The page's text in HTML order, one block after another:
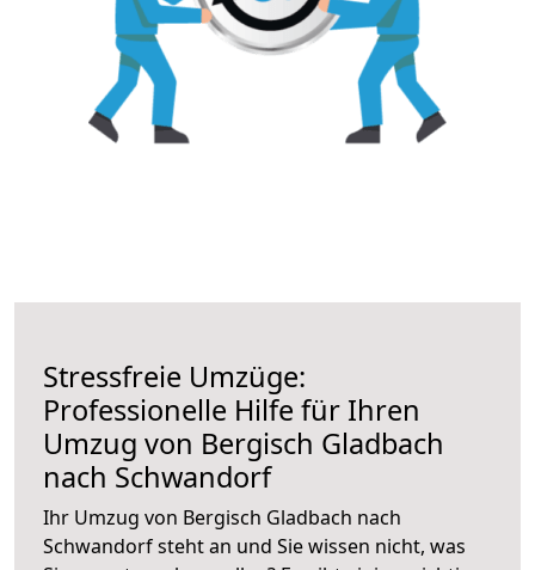
Stressfreie Umzüge:
Professionelle Hilfe für Ihren
Umzug von Bergisch Gladbach
nach Schwandorf
Ihr Umzug von Bergisch Gladbach nach
Schwandorf steht an und Sie wissen nicht, was